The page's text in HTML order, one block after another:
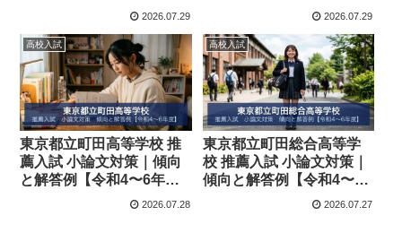
2026.07.29 2026.07.29
高校入試
東京都立町田高等学校 推
薦入試 小論文対策｜傾向
と解答例【令和4〜6年
2026.07.28
高校入試
東京都立町田総合高等学
校 推薦入試 小論文対策｜
傾向と解答例【令和4〜6
2026.07.27